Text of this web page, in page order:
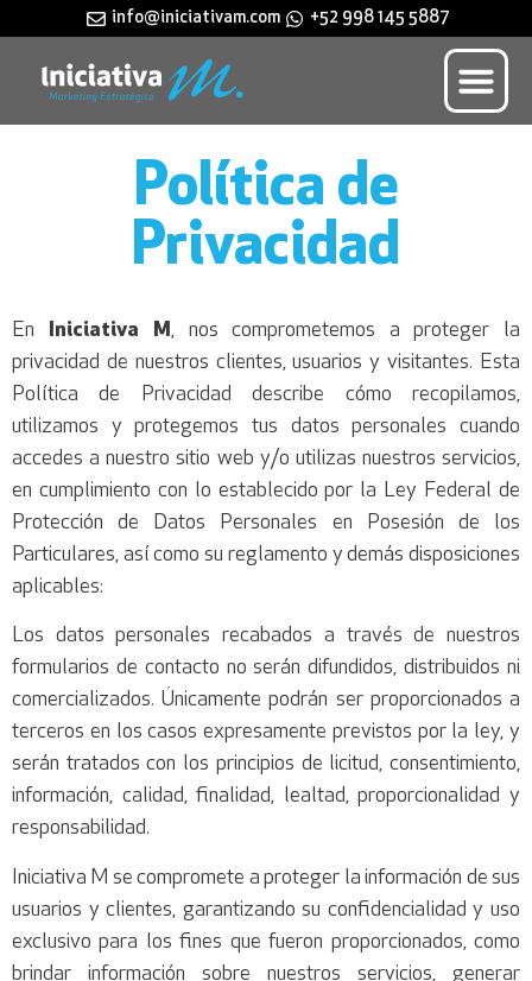
info@iniciativam.com +52 998 145 5887
Política de
Privacidad
En Iniciativa M, nos comprometemos a proteger la
privacidad de nuestros clientes, usuarios y visitantes. Esta
Política de Privacidad describe cómo recopilamos,
utilizamos y protegemos tus datos personales cuando
accedes a nuestro sitio web y/o utilizas nuestros servicios,
en cumplimiento con lo establecido por la Ley Federal de
Protección de Datos Personales en Posesión de los
Particulares, así como su reglamento y demás disposiciones
aplicables:
Los datos personales recabados a través de nuestros
formularios de contacto no serán difundidos, distribuidos ni
comercializados. Únicamente podrán ser proporcionados a
terceros en los casos expresamente previstos por la ley, y
serán tratados con los principios de licitud, consentimiento,
información, calidad, finalidad, lealtad, proporcionalidad y
responsabilidad.
Iniciativa M se compromete a proteger la información de sus
usuarios y clientes, garantizando su confidencialidad y uso
exclusivo para los fines que fueron proporcionados, como
brindar información sobre nuestros servicios, generar